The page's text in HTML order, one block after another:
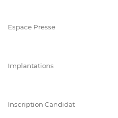
Espace Presse
Implantations
Inscription Candidat